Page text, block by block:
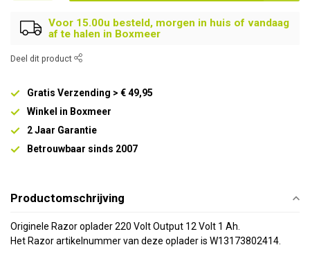
Voor 15.00u besteld, morgen in huis of vandaag
af te halen in Boxmeer
Deel dit product
Gratis Verzending > € 49,95
Winkel in Boxmeer
2 Jaar Garantie
Betrouwbaar sinds 2007
Productomschrijving
Originele Razor oplader 220 Volt Output 12 Volt 1 Ah.
Het Razor artikelnummer van deze oplader is W13173802414.